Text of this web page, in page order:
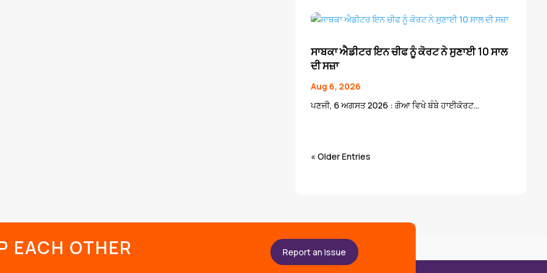
ਸਾਬਕਾ ਐਡੀਟਰ ਇਨ ਚੀਫ ਨੂੰ ਕੋਰਟ ਨੇ ਸੁਣਾਈ 10 ਸਾਲ
ਦੀ ਸਜ਼ਾ
Aug 6, 2026
ਪਣਜੀ, 6 ਅਗਸਤ 2026 : ਗੋਆ ਵਿਖੇ ਬੰਬੇ ਹਾਈਕੋਰਟ...
« Older Entries
EACH OTHER Report an Issue